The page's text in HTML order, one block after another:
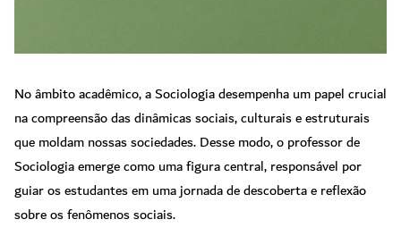
No âmbito acadêmico, a Sociologia desempenha um papel crucial
na compreensão das dinâmicas sociais, culturais e estruturais
que moldam nossas sociedades. Desse modo, o professor de
Sociologia emerge como uma figura central, responsável por
guiar os estudantes em uma jornada de descoberta e reflexão
sobre os fenômenos sociais.